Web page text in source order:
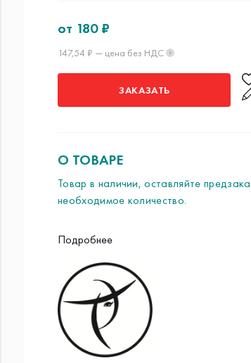
от 180 ₽
147,54 ₽ — цена без НДС ?
ЗАКАЗАТЬ
О ТОВАРЕ
Товар в наличии, оставляйте
необходимое количество.
Подробнее